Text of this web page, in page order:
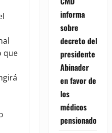
que
informa
sobre
decreto del
presidente
Abinader
en favor de
los
médicos
pensionados